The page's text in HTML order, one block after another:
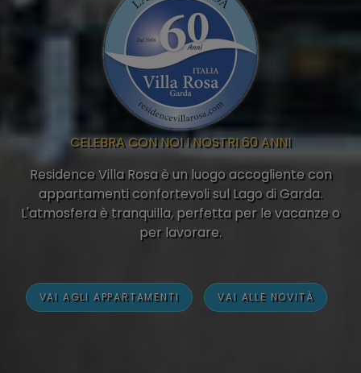
CELEBRA CON NOI I NOSTRI 60 ANNI
Residence Villa Rosa è un luogo accogliente con
appartamenti confortevoli sul Lago di Garda.
L'atmosfera è tranquilla, perfetta per le vacanze o
per lavorare.
VAI AGLI APPARTAMENTI VAI ALLE NOVITÀ